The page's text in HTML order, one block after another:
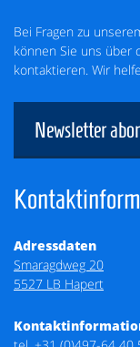
Bei Fragen zu
können Sie uns über
kontaktieren. Wir
Newsletter
Adressdaten
Smaragdweg 20
5527 LB Hapert